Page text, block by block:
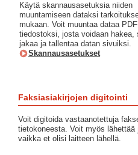
Käytä skannausasetuksia niiden
muuntamiseen dataksi
mukaan. Voit muuntaa dataa
tiedostoksi, josta voidaan hakea,
jakaa ja tallentaa datan sivuiksi.
Skannausasetukset
Faksiasiakirjojen digitointi
Voit digitoida vastaanotettuja
tietokoneesta. Voit myös
vaikka et olisi laitteen lähellä.